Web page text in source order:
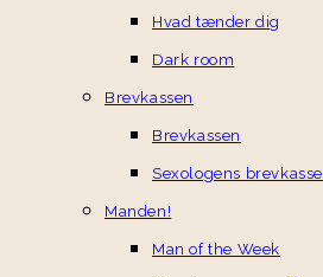
Hvad tænder dig
Dark room
Brevkassen
Brevkassen
Sexologens brevkasse
Manden!
Man of the Week